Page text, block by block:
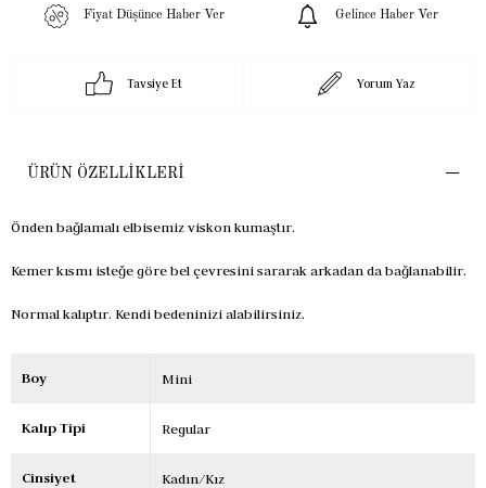
Fiyat Düşünce Haber Ver Gelince Haber Ver
Tavsiye Et Yorum Yaz
ÜRÜN ÖZELLIKLERI
Önden bağlamalı elbisemiz viskon kumaştır.
Kemer kısmı isteğe göre bel çevresini sararak arkadan da bağlanabilir.
Normal kalıptır. Kendi bedeninizi alabilirsiniz.
Boy Mini
Kalıp Tipi Regular
Cinsiyet Kadın/Kız